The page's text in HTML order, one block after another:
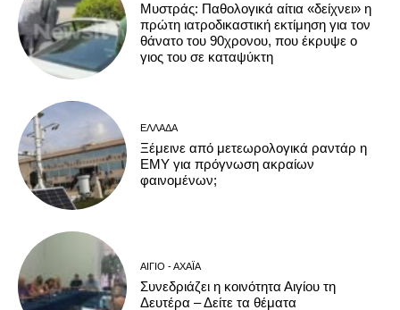
Μυστράς: Παθολογικά αίτια «δείχνει» η
πρώτη ιατροδικαστική εκτίμηση για τον
θάνατο του 90χρονου, που έκρυψε ο
γιος του σε καταψύκτη
ΕΛΛΆΔΑ
Ξέμεινε από μετεωρολογικά ραντάρ η
ΕΜΥ για πρόγνωση ακραίων
φαινομένων;
ΑΊΓΙΟ - ΑΧΑΪ́Α
Συνεδριάζει η κοινότητα Αιγίου τη
Δευτέρα – Δείτε τα θέματα